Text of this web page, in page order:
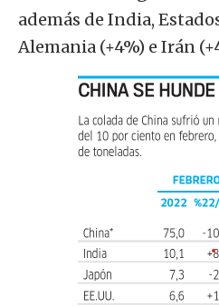
además de India,
Alemania (+4%) e Irán